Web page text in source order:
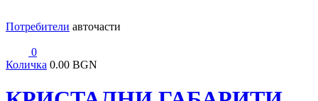
Потребители авточасти
0
Количка 0.00 BGN